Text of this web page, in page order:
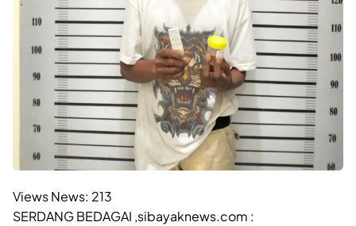
Views News: 213
SERDANG BEDAGAI ,sibayaknews.com :